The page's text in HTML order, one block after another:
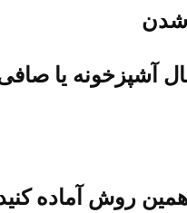
یا صافی
روش آماده